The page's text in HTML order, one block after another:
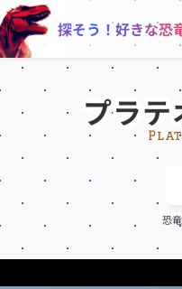
探そう！好きな恐
プラ